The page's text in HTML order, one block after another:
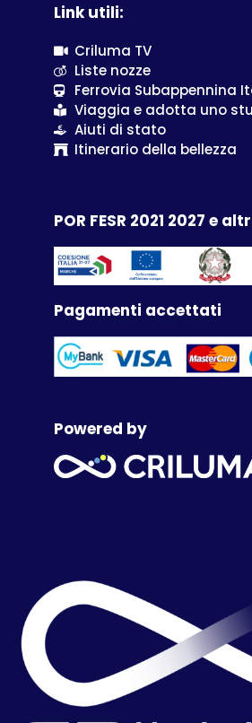
Link utili:
Criluma TV
Liste nozze
Ferrovia Subappennina
Viaggia e adotta uno
Aiuti di stato
Itinerario della bellezza
POR FESR 2021 2027 e
Pagamenti accettati
Powered by